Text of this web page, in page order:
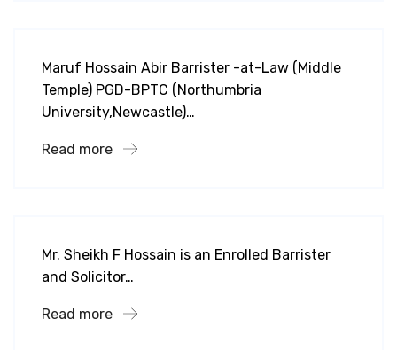
Maruf Hossain Abir Barrister -at-Law (Middle
Temple) PGD-BPTC (Northumbria
University,Newcastle)…
Read more
Mr. Sheikh F Hossain is an Enrolled Barrister
and Solicitor…
Read more